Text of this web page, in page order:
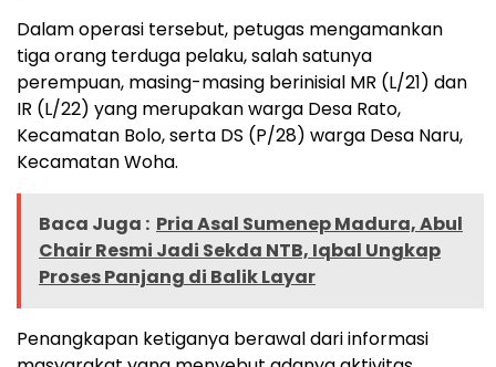
Dalam operasi tersebut, petugas mengamankan
tiga orang terduga pelaku, salah satunya
perempuan, masing-masing berinisial MR (L/21) dan
IR (L/22) yang merupakan warga Desa Rato,
Kecamatan Bolo, serta DS (P/28) warga Desa Naru,
Kecamatan Woha.
Baca Juga : Pria Asal Sumenep Madura, Abul
Chair Resmi Jadi Sekda NTB, Iqbal Ungkap
Proses Panjang di Balik Layar
Penangkapan ketiganya berawal dari informasi